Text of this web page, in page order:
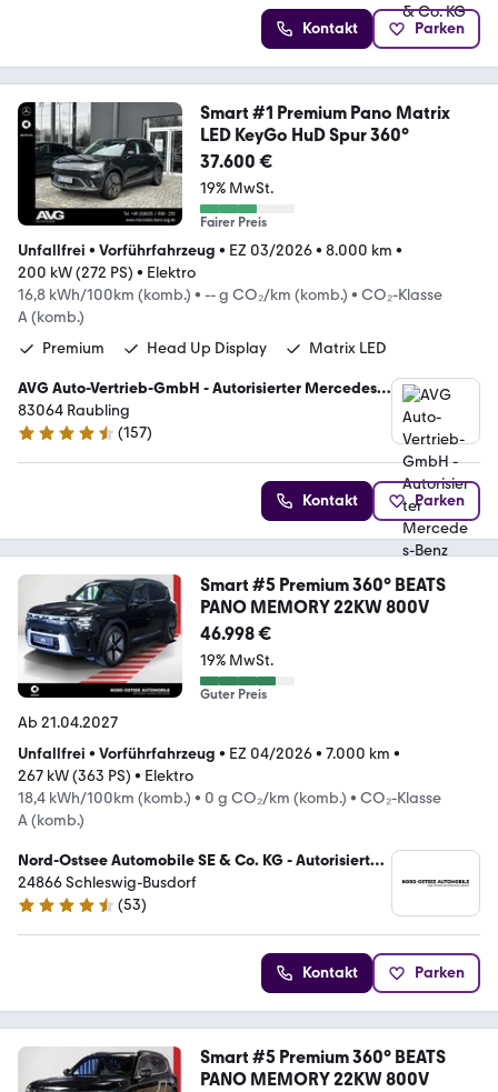
Kontakt Parken
Smart #1 Premium Pano Matrix
LED KeyGo HuD Spur 360°
37.600 €
19% MwSt.
Fairer Preis
Unfallfrei • Vorführfahrzeug • EZ 03/2026• 8.000 km •
200 kW (272 PS) • Elektro
16,8 kWh/100km (komb.) • -- g CO₂/km (komb.) • CO₂-Klasse
A (komb.)
Premium
Head Up Display Matrix LED
AVG Auto-Vertrieb-GmbH - Autorisierter Mercedes-
Benz Verkauf und Service
83064 Raubling
4.5 Sterne
(157)
Kontakt Parken
Smart #5 Premium 360° BEATS
PANO MEMORY 22KW 800V
46.998 €
19% MwSt.
Guter Preis
Ab 21.04.2027
Unfallfrei • Vorführfahrzeug • EZ 04/2026• 7.000 km •
267 kW (363 PS) • Elektro
18,4 kWh/100km (komb.) • 0 g CO₂/km (komb.) • CO₂-Klasse
A (komb.)
Nord-Ostsee Automobile SE & Co. KG - Autorisierter
Mercedes-Benz Verkauf und Service
24866 Schleswig-Busdorf
4.5 Sterne
(53)
Kontakt Parken
Smart #5 Premium 360° BEATS
PANO MEMORY 22KW 800V